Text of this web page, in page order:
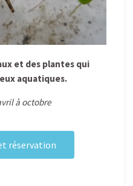
et des plantes qui
aquatiques.
à octobre
réservation